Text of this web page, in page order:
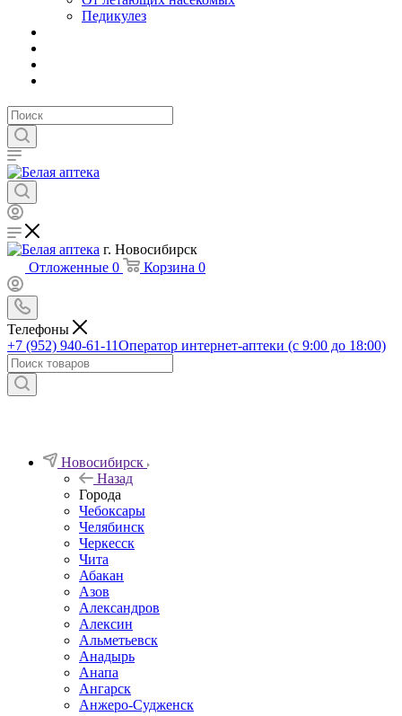
Педикулез
г. Новосибирск
Отложенные 0 Корзина 0
Телефоны
+7 (952) 940-61-11Оператор интернет-аптеки (с 9:00 до 18:00)
Новосибирск
Назад
Города
Чебоксары
Челябинск
Черкесск
Чита
Абакан
Азов
Александров
Алексин
Альметьевск
Анадырь
Анапа
Ангарск
Анжеро-Судженск